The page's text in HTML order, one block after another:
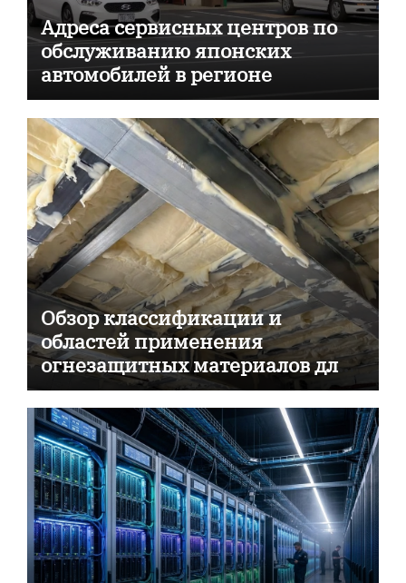
Адреса сервисных центров по
обслуживанию японских
автомобилей в регионе
Обзор классификации и
областей применения
огнезащитных материалов для
пассивной противопожарной
защиты